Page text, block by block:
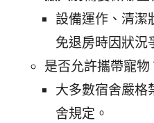
設備運作、清潔
免退房時因狀況
是否允許攜帶寵物
大多數宿舍嚴格
舍規定。